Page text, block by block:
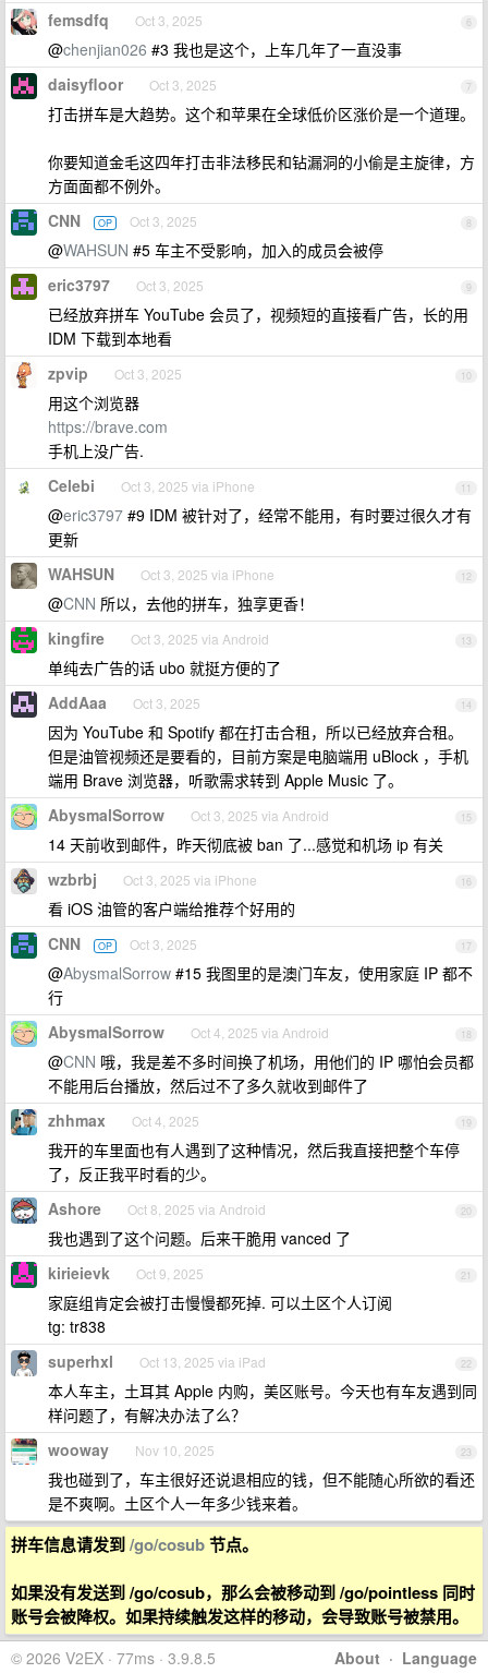
6
femsdfq Oct 3, 2025
@chenjian026 #3 我也是这个，上车几年了一直没事
7
daisyfloor Oct 3, 2025
打击拼车是大趋势。这个和苹果在全球低价区涨价是一个道理。
你要知道金毛这四年打击非法移民和钻漏洞的小偷是主旋律，方
方面面都不例外。
8
CNN OP Oct 3, 2025
@WAHSUN #5 车主不受影响，加入的成员会被停
9
eric3797 Oct 3, 2025
已经放弃拼车 YouTube 会员了，视频短的直接看广告，长的用
IDM 下载到本地看
10
zpvip Oct 3, 2025
用这个浏览器
https://brave.com
手机上没广告.
11
Celebi Oct 3, 2025 via iPhone
@eric3797 #9 IDM 被针对了，经常不能用，有时要过很久才有
更新
12
WAHSUN Oct 3, 2025 via iPhone
@CNN 所以，去他的拼车，独享更香！
13
kingfire Oct 3, 2025 via Android
单纯去广告的话 ubo 就挺方便的了
14
AddAaa Oct 3, 2025
因为 YouTube 和 Spotify 都在打击合租，所以已经放弃合租。
但是油管视频还是要看的，目前方案是电脑端用 uBlock ，手机
端用 Brave 浏览器，听歌需求转到 Apple Music 了。
15
AbysmalSorrow Oct 3, 2025 via Android
14 天前收到邮件，昨天彻底被 ban 了...感觉和机场 ip 有关
16
wzbrbj Oct 3, 2025 via iPhone
看 iOS 油管的客户端给推荐个好用的
17
CNN OP Oct 3, 2025
@AbysmalSorrow #15 我图里的是澳门车友，使用家庭 IP 都不
行
18
AbysmalSorrow Oct 4, 2025 via Android
@CNN 哦，我是差不多时间换了机场，用他们的 IP 哪怕会员都
不能用后台播放，然后过不了多久就收到邮件了
19
zhhmax Oct 4, 2025
我开的车里面也有人遇到了这种情况，然后我直接把整个车停
了，反正我平时看的少。
20
Ashore Oct 8, 2025 via Android
我也遇到了这个问题。后来干脆用 vanced 了
21
kirieievk Oct 9, 2025
家庭组肯定会被打击慢慢都死掉. 可以土区个人订阅
tg: tr838
22
superhxl Oct 13, 2025 via iPad
本人车主，土耳其 Apple 内购，美区账号。今天也有车友遇到同
样问题了，有解决办法了么？
23
wooway Nov 10, 2025
我也碰到了，车主很好还说退相应的钱，但不能随心所欲的看还
是不爽啊。土区个人一年多少钱来着。
拼车信息请发到/go/cosub节点。
如果没有发送到 /go/cosub，那么会被移动到 /go/pointless 同时
账号会被降权。如果持续触发这样的移动，会导致账号被禁用。
About · Language
© 2026 V2EX · 77ms · 3.9.8.5